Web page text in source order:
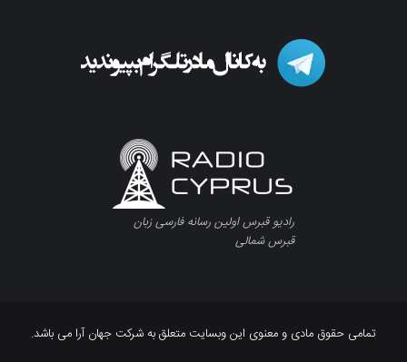
رادیو قبرس اولین رسانه فارسی زبان
قبرس شمالی
تمامی حقوق مادی و معنوی این وبسایت متعلق به شرکت جهان آرا می باشد.